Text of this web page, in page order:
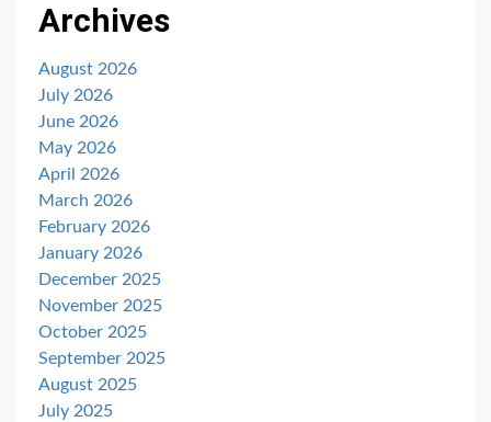
Archives
August 2026
July 2026
June 2026
May 2026
April 2026
March 2026
February 2026
January 2026
December 2025
November 2025
October 2025
September 2025
August 2025
July 2025